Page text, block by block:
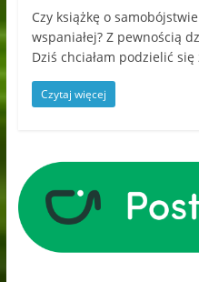
Czy książkę o
wspaniałej? Z pewnością
Dziś chciałam podzielić się
Czytaj więcej